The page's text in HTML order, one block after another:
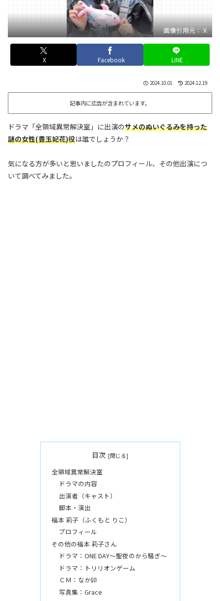
画像引用元：Ｘ
X Facebook LINE
2024.10.01 2024.12.19
記事内に広告が含まれています。
ドラマ「全領域異常解決室」に出演のサメのぬいぐるみを持った
謎の女性(豊玉妃花)役は誰でしょうか？
気になる方が多いと思いましたのプロフィール、その他出演につ
いて調べてみました。
目次
全領域異常解決室
ドラマの内容
出演者（キャスト）
脚本・演出
福本 莉子（ふくもと りこ）
プロフィール
その他の福本 莉子さん
ドラマ：ONE DAY〜聖夜のから騒ぎ〜
ドラマ：トリリオンゲーム
ＣＭ：なか卯
写真集：Grace